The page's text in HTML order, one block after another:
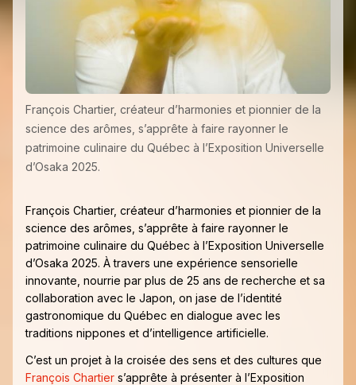
François Chartier, créateur d’harmonies et pionnier de la
science des arômes, s’apprête à faire rayonner le
patrimoine culinaire du Québec à l’Exposition Universelle
d’Osaka 2025.
François Chartier, créateur d’harmonies et pionnier de la
science des arômes, s’apprête à faire rayonner le
patrimoine culinaire du Québec à l’Exposition Universelle
d’Osaka 2025. À travers une expérience sensorielle
innovante, nourrie par plus de 25 ans de recherche et sa
collaboration avec le Japon, on jase de l’identité
gastronomique du Québec en dialogue avec les
traditions nippones et d’intelligence artificielle.
C’est un projet à la croisée des sens et des cultures que
François Chartier s’apprête à présenter à l’Exposition